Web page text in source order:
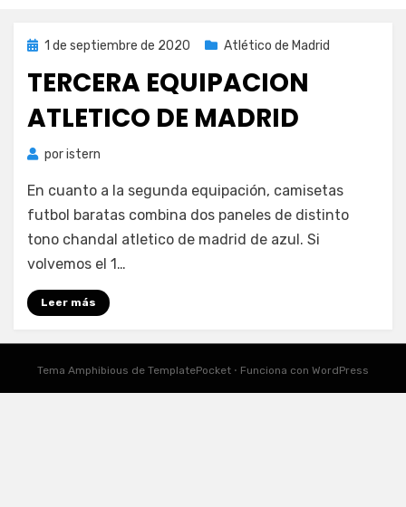
Publicada
1 de septiembre de 2020 Atlético de Madrid
TERCERA EQUIPACION
ATLETICO DE MADRID
poristern
En cuanto a la segunda equipación, camisetas
futbol baratas combina dos paneles de distinto
tono chandal atletico de madrid de azul. Si
volvemos el 1…
Leer más
Tema Amphibious de TemplatePocket ⋅ Funciona con WordPress